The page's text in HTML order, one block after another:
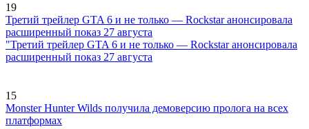
19
Третий трейлер GTA 6 и не только — Rockstar анонсировала
расширенный показ 27 августа
"Третий трейлер GTA 6 и не только — Rockstar анонсировала
расширенный показ 27 августа
15
Monster Hunter Wilds получила демоверсию пролога на всех
платформах